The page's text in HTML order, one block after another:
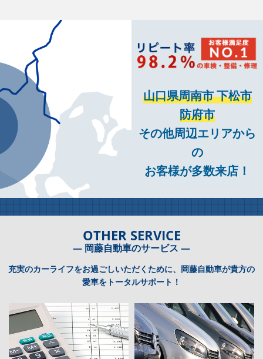
山口県周南市 下松市
防府市
その他周辺エリアから
の
お客様が多数来店！
OTHER SERVICE
― 岡藤自動車のサービス ―
充実のカーライフをお過ごしいただくために、岡藤自動車が貴方の
愛車をトータルサポート！